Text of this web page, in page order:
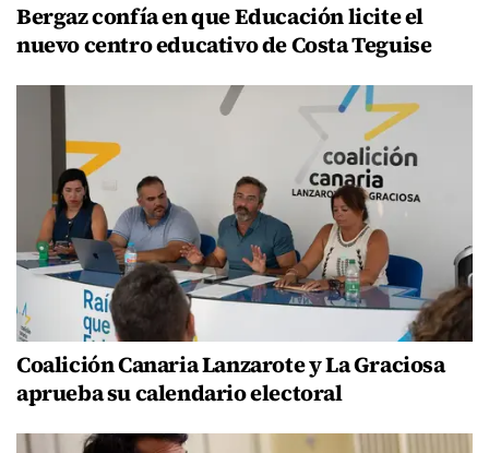
Bergaz confía en que Educación licite el
nuevo centro educativo de Costa Teguise
Coalición Canaria Lanzarote y La Graciosa
aprueba su calendario electoral